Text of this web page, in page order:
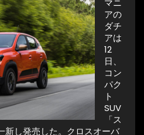
マニ
アの
ダチ
アは
12
日、
コン
パク
ト
SUV
「ス
新し発売した。クロスオーバ